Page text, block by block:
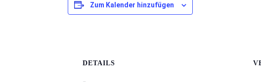
Zum Kalender hinzufügen
DETAILS